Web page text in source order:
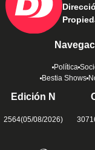
Política
Bestia Shows
Edición N
2564(05/08/2026)